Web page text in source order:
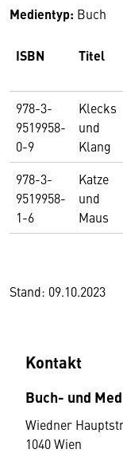
Medientyp: Buch
ISBN Titel
978-3-
9519958-
0-9
Klecks
und
Klang
978-3-
9519958-
1-6
Katze
und
Maus
Stand: 09.10.2023
Kontakt
Buch- und
Wiedner
1040 Wien